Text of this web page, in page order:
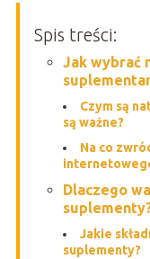
Spis treści:
Jak wybrać
Czym są
są ważne?
Na co
Dlaczego
Jakie
suplementy?